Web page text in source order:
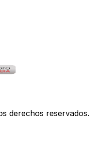
derechos reservados.